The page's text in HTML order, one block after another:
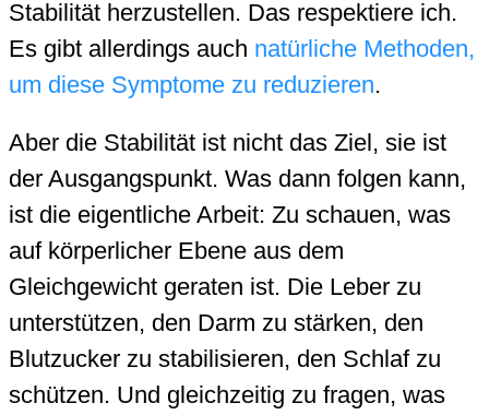
Stabilität herzustellen. Das respektiere ich.
Es gibt allerdings auch natürliche Methoden,
um diese Symptome zu reduzieren.
Aber die Stabilität ist nicht das Ziel, sie ist
der Ausgangspunkt. Was dann folgen kann,
ist die eigentliche Arbeit: Zu schauen, was
auf körperlicher Ebene aus dem
Gleichgewicht geraten ist. Die Leber zu
unterstützen, den Darm zu stärken, den
Blutzucker zu stabilisieren, den Schlaf zu
schützen. Und gleichzeitig zu fragen, was